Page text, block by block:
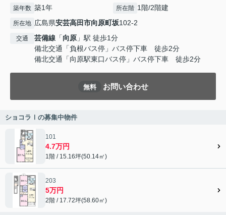
築年数 築1年 所在階 1階/2階建
所在地 広島県安芸高田市向原町坂102-2
交通 芸備線 「向原 」駅 徒歩1分
備北交通「負根バス停」バス停下車 徒歩2分
備北交通「向原駅東口バス停」バス停下車 徒歩2分
無料 お問い合わせ
ショコラⅠの募集中物件
101
4.7万円
1階 / 15.16坪(50.14㎡)
203
5万円
2階 / 17.72坪(58.60㎡)